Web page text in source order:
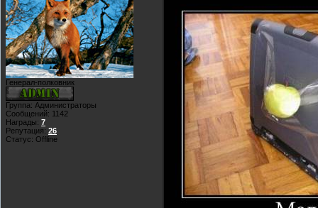
Генерал-полковник
Группа: Администраторы
Сообщений: 1142
Награды: 7
Репутация: 26
Статус: Offline